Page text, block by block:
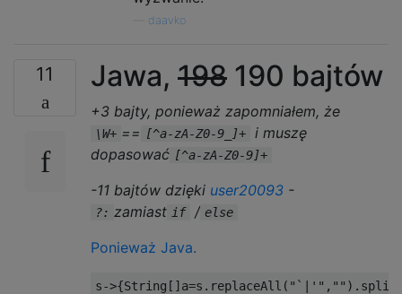
daavko
11 Jawa, 198 190 bajtów
+3 bajty, ponieważ zapomniałem, że
\W+ == [^a-zA-Z0-9_]+
i muszę
dopasować [^a-zA-Z0-9]+
-11 bajtów dzięki user20093 -
?: zamiast if / else
Ponieważ Java.
s->{String [] a=s . replaceAll ( "`|'" , "" ). split